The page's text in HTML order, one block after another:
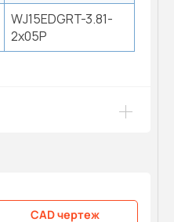
WJ15EDGRT-3.81-
2x05P
CAD чертеж